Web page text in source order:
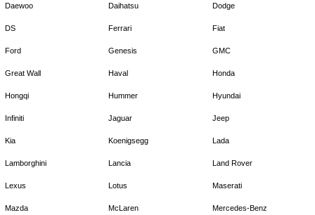
Daewoo Daihatsu Dodge
DS Ferrari Fiat
Ford Genesis GMC
Great Wall Haval Honda
Hongqi Hummer Hyundai
Infiniti Jaguar Jeep
Kia Koenigsegg Lada
Lamborghini Lancia Land Rover
Lexus Lotus Maserati
Mazda McLaren Mercedes-Benz